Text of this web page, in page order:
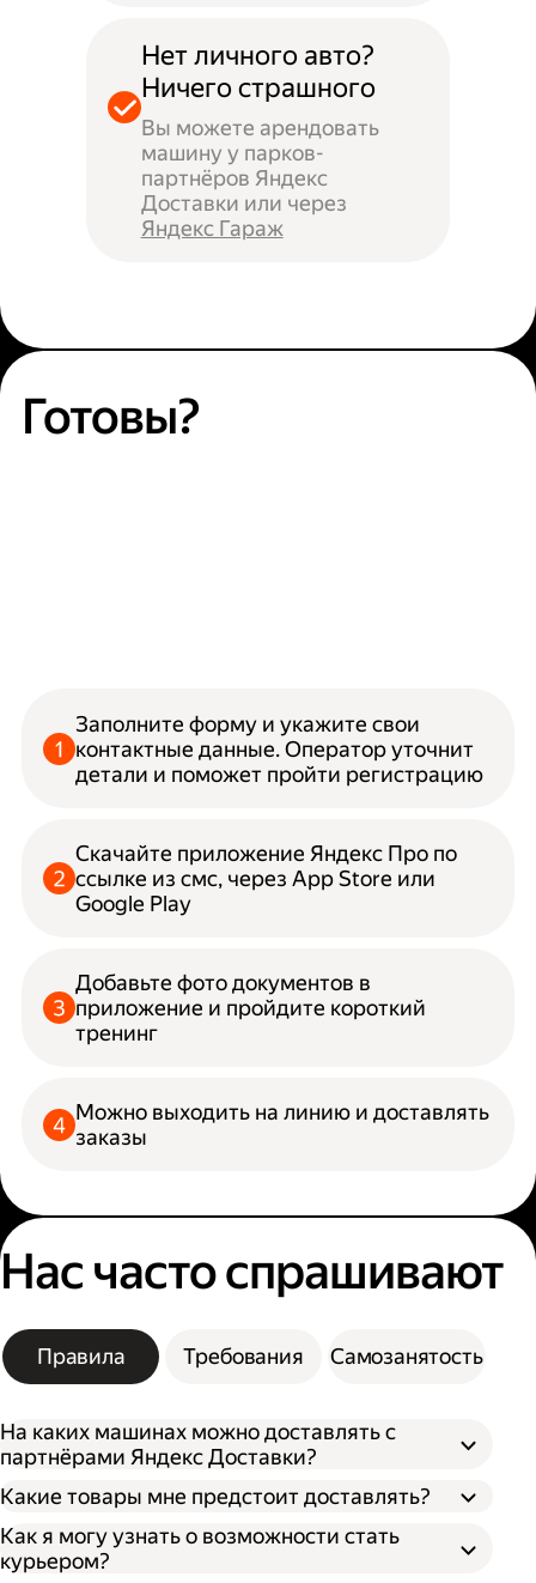
Нет личного авто?
Ничего страшного
Вы можете арендовать
машину у парков-
партнёров Яндекс
Доставки или через
Яндекс Гараж
Готовы?
Заполните форму и укажите свои
контактные данные. Оператор уточнит
детали и поможет пройти регистрацию
Скачайте приложение Яндекс Про по
ссылке из смс, через App Store или
Google Play
Добавьте фото документов в
приложение и пройдите короткий
тренинг
Можно выходить на линию и доставлять
заказы
Нас часто спрашивают
Правила Требования Самозанятость
На каких машинах можно доставлять с
партнёрами Яндекс Доставки?
Какие товары мне предстоит доставлять?
Как я могу узнать о возможности стать
курьером?